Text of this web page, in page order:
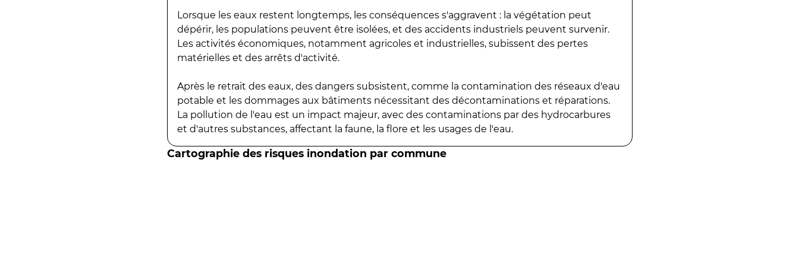
Lorsque les eaux restent longtemps, les conséquences s'aggravent : la végétation peut
dépérir, les populations peuvent être isolées, et des accidents industriels peuvent survenir.
Les activités économiques, notamment agricoles et industrielles, subissent des pertes
matérielles et des arrêts d'activité.
Après le retrait des eaux, des dangers subsistent, comme la contamination des réseaux d'eau
potable et les dommages aux bâtiments nécessitant des décontaminations et réparations.
La pollution de l'eau est un impact majeur, avec des contaminations par des hydrocarbures
et d'autres substances, affectant la faune, la flore et les usages de l'eau.
Cartographie des risques inondation par commune